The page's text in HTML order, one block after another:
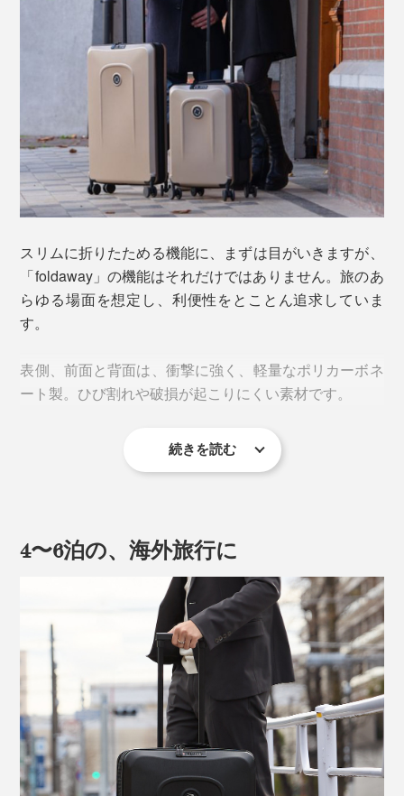
ベッドやソファの下に（写真上）、クローゼットのデッドスペースに（写真下
左）、家具のスキマに（写真下右）
組み立て＆折りたたみもスムーズ。
2. 内側、上下左右のフラップを立て、スナップボタンで
スーツケースをひんぱんに使う場合も、手間なく使えま
す。
スリムに折りたためる機能に、まずは目がいきますが、
「foldaway」の機能はそれだけではありません。旅のあ
らゆる場面を想定し、利便性をとことん追求していま
す。
表側、前面と背面は、衝撃に強く、軽量なポリカーボネ
ート製。ひび割れや破損が起こりにくい素材です。
表面は、ヘアライン状の細かい凹凸のある、落ち着いた
続きを読む
4〜6泊の、海外旅行に